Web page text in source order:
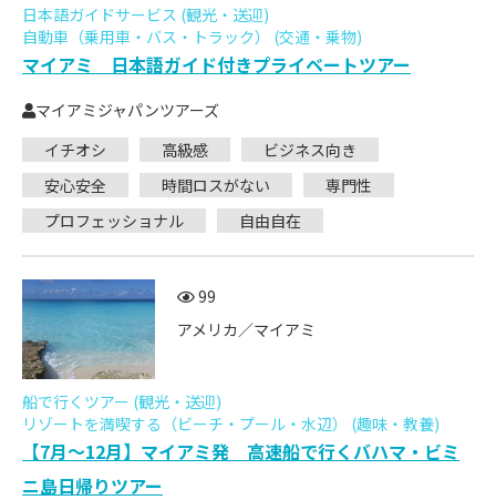
日本語ガイドサービス (観光・送迎)
自動車（乗用車・バス・トラック） (交通・乗物)
マイアミ 日本語ガイド付きプライベートツアー
マイアミジャパンツアーズ
イチオシ
高級感
ビジネス向き
安心安全
時間ロスがない
専門性
プロフェッショナル
自由自在
99
アメリカ／マイアミ
船で行くツアー (観光・送迎)
リゾートを満喫する（ビーチ・プール・水辺） (趣味・教養)
【7月～12月】マイアミ発 高速船で行くバハマ・ビミ
ニ島日帰りツアー